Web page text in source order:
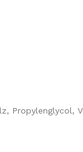
Propylenglycol,